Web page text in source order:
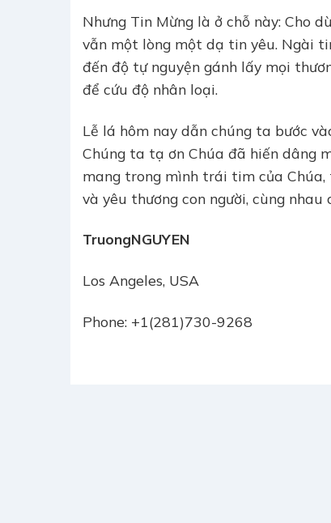
Nhưng Tin Mừng là ở chỗ này: Cho
vẫn một lòng một dạ tin yêu. Ngài
đến độ tự nguyện gánh lấy mọi
để cứu độ nhân loại.
Lễ lá hôm nay dẫn chúng ta bước
Chúng ta tạ ơn Chúa đã hiến dâng
mang trong mình trái tim của
và yêu thương con người, cùng
TruongNGUYEN
Los Angeles, USA
Phone: +1(281)730-9268